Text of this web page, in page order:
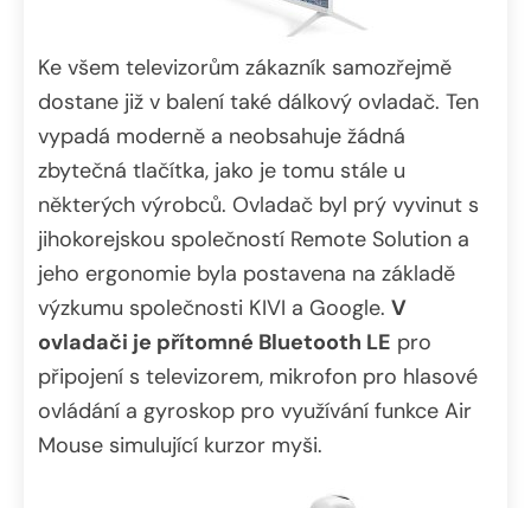
Ke všem televizorům zákazník samozřejmě
dostane již v balení také dálkový ovladač. Ten
vypadá moderně a neobsahuje žádná
zbytečná tlačítka, jako je tomu stále u
některých výrobců. Ovladač byl prý vyvinut s
jihokorejskou společností Remote Solution a
jeho ergonomie byla postavena na základě
výzkumu společnosti KIVI a Google. V
ovladači je přítomné Bluetooth LE pro
připojení s televizorem, mikrofon pro hlasové
ovládání a gyroskop pro využívání funkce Air
Mouse simulující kurzor myši.